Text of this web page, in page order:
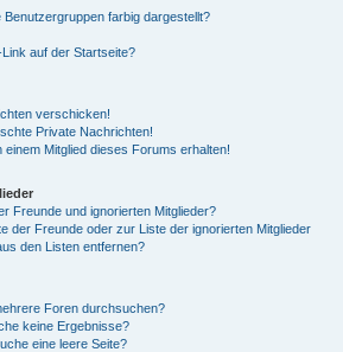
farbig dargestellt?
auf der Startseite?
verschicken!
Private Nachrichten!
Mitglied dieses Forums erhalten!
Freunde und ignorierten Mitglieder?
der Freunde oder zur Liste der ignorierten Mitglieder
den Listen entfernen?
Foren durchsuchen?
keine Ergebnisse?
eine leere Seite?